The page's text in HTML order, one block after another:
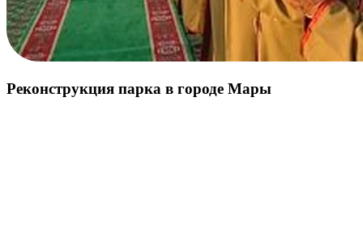
Реконструкция парка в городе Мары